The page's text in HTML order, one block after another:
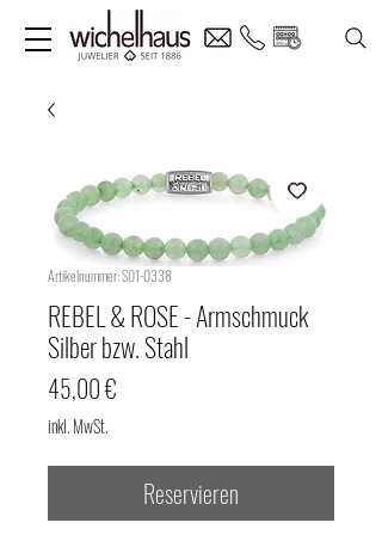
Artikelnummer: S01-0338
REBEL & ROSE - Armschmuck
Silber bzw. Stahl
45,00 €
inkl. MwSt.
Reservieren